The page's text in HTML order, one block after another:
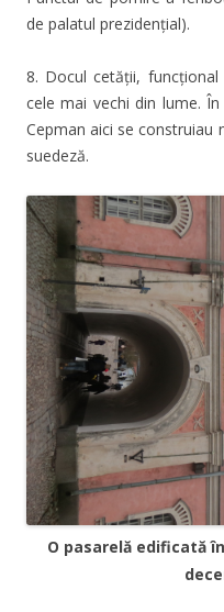
de palatul prezidențial).
8. Docul cetății,
cele mai vechi din lume.
Cepman aici se
suedeză.
O pasarelă edificată în